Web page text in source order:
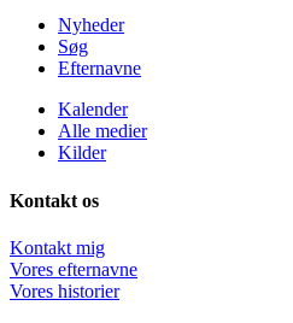
Nyheder
Søg
Efternavne
Kalender
Alle medier
Kilder
Kontakt os
Kontakt mig
Vores efternavne
Vores historier